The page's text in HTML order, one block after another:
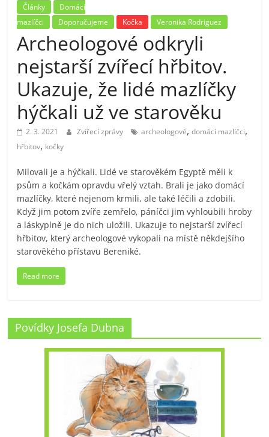
Články
Domácí
mazlíčci
Doporučujeme Kočka Veronika Rodriguez
Archeologové odkryli
nejstarší zvířecí hřbitov.
Ukazuje, že lidé mazlíčky
hýčkali už ve starověku
2. 3. 2021 Zvířecí zprávy archeologové,domácí mazlíčci,
hřbitov, kočky
Milovali je a hýčkali. Lidé ve starověkém Egyptě měli k
psům a kočkám opravdu vřelý vztah. Brali je jako domácí
mazlíčky, které nejenom krmili, ale také léčili a zdobili.
Když jim potom zvíře zemřelo, páníčci jim vyhloubili hroby
a láskyplně je do nich uložili. Ukazuje to nejstarší zvířecí
hřbitov, který archeologové vykopali na místě někdejšího
starověkého přístavu Bereniké.
Read more
Povídky Josefa Dubna